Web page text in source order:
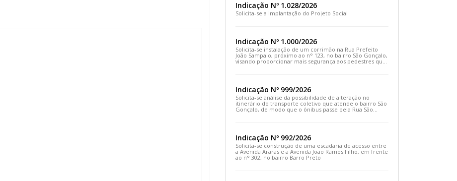
Indicação Nº 1.028/2026
Solicita-se a implantação do Projeto Social
Indicação Nº 1.000/2026
Solicita-se instalação de um corrimão na Rua Prefeito
João Sampaio, próximo ao n° 123, no bairro São Gonçalo,
visando proporcionar mais segurança aos pedestres que
Indicação Nº 999/2026
Solicita-se análise da possibilidade de alteração no
itinerário do transporte coletivo que atende o bairro São
Gonçalo, de modo que o ônibus passe pela Rua São
Indicação Nº 992/2026
Solicita-se construção de uma escadaria de acesso entre
a Avenida Araras e a Avenida João Ramos Filho, em frente
ao n° 302, no bairro Barro Preto